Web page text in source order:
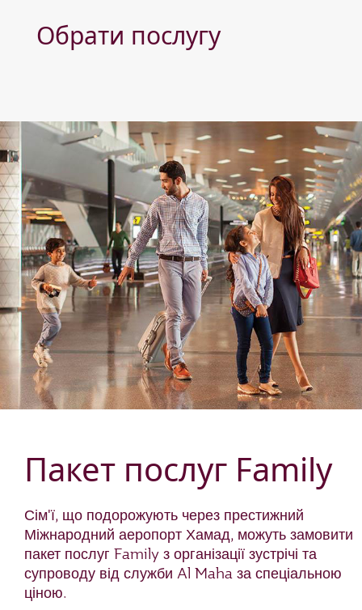
Обрати послугу
Пакет послуг Family
Сім'ї, що подорожують через престижний
Міжнародний аеропорт Хамад, можуть замовити
пакет послуг Family з організації зустрічі та
супроводу від служби Al Maha за спеціальною
ціною.